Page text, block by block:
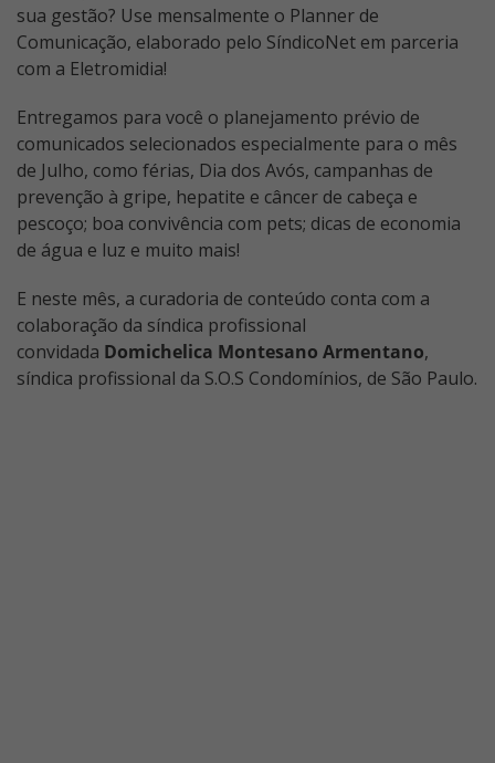
sua gestão? Use mensalmente o Planner de
Comunicação, elaborado pelo SíndicoNet em parceria
com a Eletromidia!
Entregamos para você o planejamento prévio de
comunicados selecionados especialmente para o mês
de Julho, como férias, Dia dos Avós, campanhas de
prevenção à gripe, hepatite e câncer de cabeça e
pescoço; boa convivência com pets; dicas de economia
de água e luz e muito mais!
E neste mês, a curadoria de conteúdo conta com a
colaboração da síndica profissional
convidada Domichelica Montesano Armentano,
síndica profissional da S.O.S Condomínios, de São Paulo.